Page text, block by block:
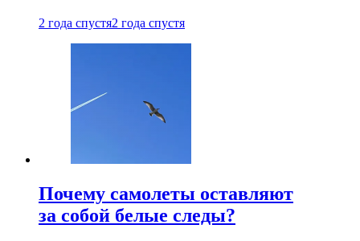
2 года спустя2 года спустя
Почему самолеты оставляют
за собой белые следы?